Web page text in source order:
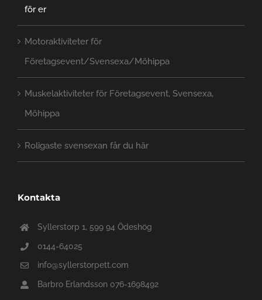
för er
Motoraktiviteter för
Företagsevent/Svensexa/Möhippa
Muskelaktiviteter för Företagsevent, Svensexa,
Möhippa
Roligaste svensexan får du här
Kontakta
Syllerstorp 1, 599 94 Ödeshög
0144-64025
info@syllerstorpett.com
Barbro Erlandsson 076-1698492